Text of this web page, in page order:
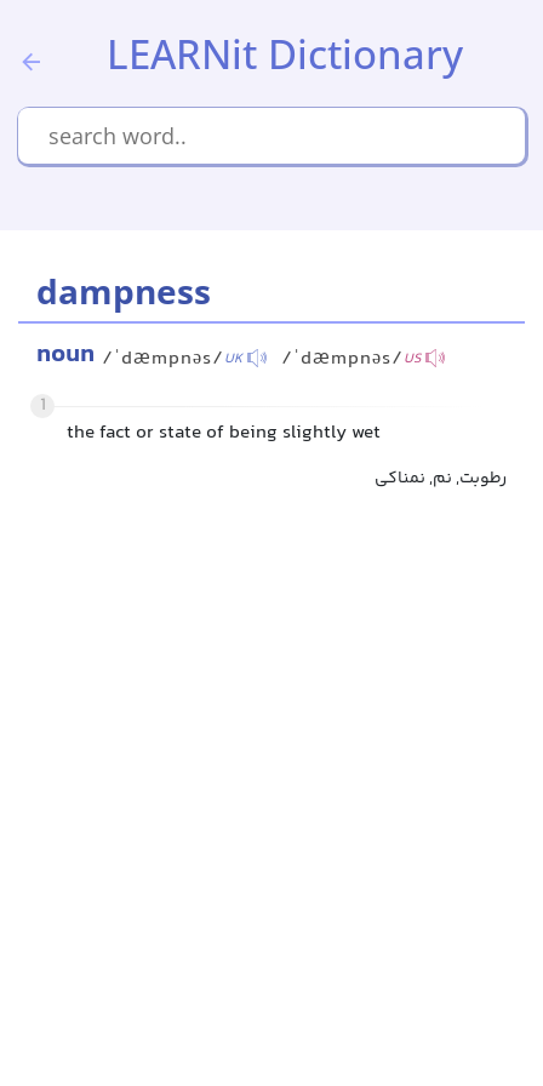
LEARNit Dictionary
dampness
noun /ˈdæmpnəs/UK /ˈdæmpnəs/US
1
the fact or state of being slightly wet
رطوبت, نم, نمناکی